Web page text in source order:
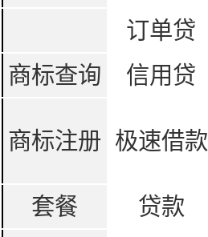
订单贷
商标查询
信用贷
商标注册 极速借款
套餐 贷款